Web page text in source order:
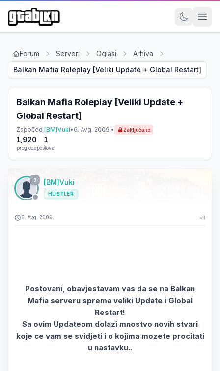
Forum Serveri Oglasi
Arhiva
Balkan Mafia Roleplay [Veliki Update + Global Restart]
Balkan Mafia Roleplay [Veliki Update +
Global Restart]
Započeo [BM]Vuki• 6. Avg. 2009.• Zaključano
1,920
pregleda
1
postova
3 [BM]Vuki
HUSTLER
6. Avg. 2009. #1
Postovani, obavjestavam vas da se na Balkan
Mafia serveru sprema veliki Update i Global
Restart!
Sa ovim Updateom dolazi mnostvo novih stvari
koje ce vam se svidjeti i o kojima mozete procitati
u nastavku..